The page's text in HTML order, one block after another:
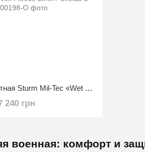
военная: комфорт и
Парка влагозащитная Sturm Mil-Tec «Wet Weather Jacket With Fleece Liner» Олива S
240 грн